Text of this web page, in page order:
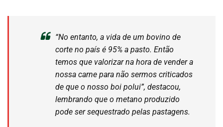
“No entanto, a vida de um bovino de
corte no país é 95% a pasto. Então
temos que valorizar na hora de vender a
nossa carne para não sermos criticados
de que o nosso boi polui”, destacou,
lembrando que o metano produzido
pode ser sequestrado pelas pastagens.